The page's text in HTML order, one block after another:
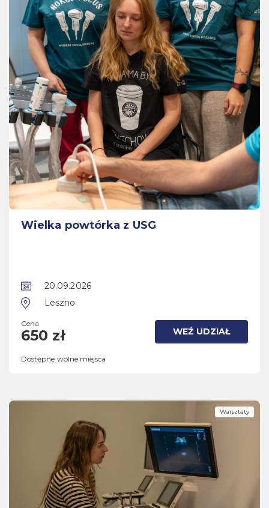
Wielka powtórka z USG
20.09.2026
Leszno
Cena
650 zł WEŹ UDZIAŁ
Dostępne wolne miejsca
Warsztaty